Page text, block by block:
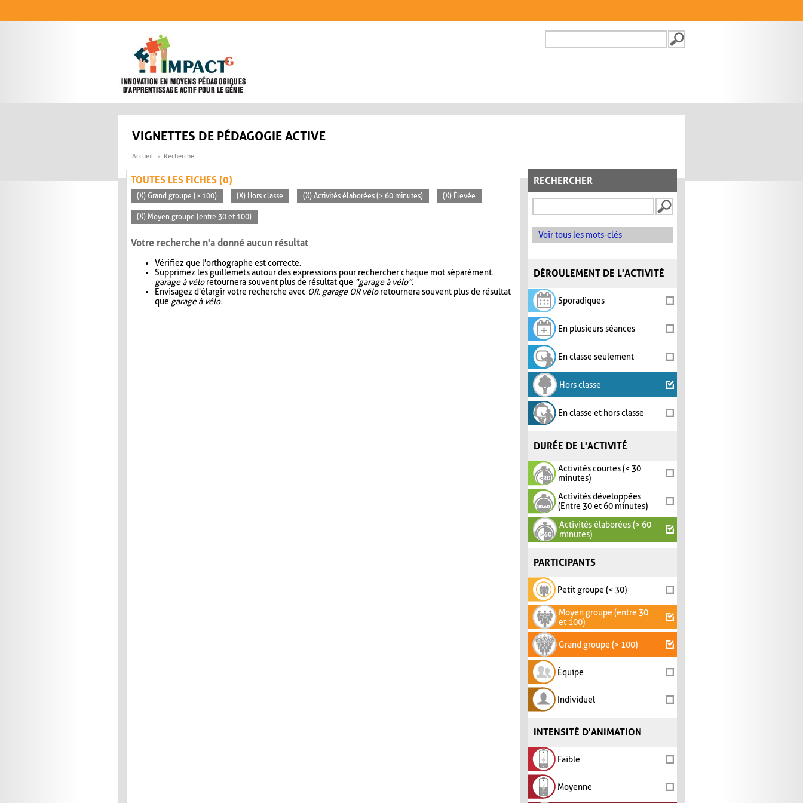
FORMULAIRE DE
VIGNETTES DE PÉDAGOGIE ACTIVE
Accueil Recherche
RECHERCHER
Voir tous les mots-clés
DÉROULEMENT DE L'ACTIVITÉ
Sporadiques
En plusieurs séances
En classe seulement
Hors classe
En classe et hors classe
DURÉE DE L'ACTIVITÉ
Activités courtes (< 30
minutes)
Activités développées
(Entre 30 et 60 minutes)
Activités élaborées (> 60
minutes)
PARTICIPANTS
Petit groupe (< 30)
Moyen groupe (entre 30
et 100)
Grand groupe (> 100)
Équipe
Individuel
INTENSITÉ D'ANIMATION
Faible
Moyenne
TOUTES LES FICHES (0)
(X) Grand groupe (> 100) (X) Hors classe (X) Activités élaborées (> 60 minutes) (X) Élevée
(X) Moyen groupe (entre 30 et 100)
Votre recherche n'a donné aucun résultat
Vérifiez que l'orthographe est correcte.
Supprimez les guillemets autour des expressions pour rechercher chaque mot séparément.
garage à véloretournera souvent plus de résultat que "garage à vélo".
Envisagez d'élargir votre recherche avec OR. garage OR véloretournera souvent plus de résultat
que garage à vélo.